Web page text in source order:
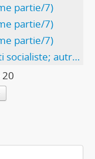
partie/7)
partie/7)
partie/7)
Léon Nicole, son exclusion du Parti socialiste; autres exclusions
20